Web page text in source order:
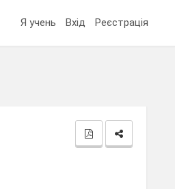
Я учень Вхід Реєстрація